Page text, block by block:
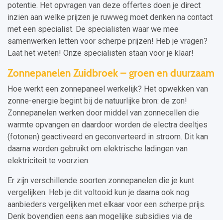
potentie. Het opvragen van deze offertes doen je direct
inzien aan welke prijzen je ruwweg moet denken na contact
met een specialist. De specialisten waar we mee
samenwerken letten voor scherpe prijzen! Heb je vragen?
Laat het weten! Onze specialisten staan voor je klaar!
Zonnepanelen Zuidbroek – groen en duurzaam
Hoe werkt een zonnepaneel werkelijk? Het opwekken van
zonne-energie begint bij de natuurlijke bron: de zon!
Zonnepanelen werken door middel van zonnecellen die
warmte opvangen en daardoor worden de electra deeltjes
(fotonen) geactiveerd en geconverteerd in stroom. Dit kan
daarna worden gebruikt om elektrische ladingen van
elektriciteit te voorzien.
Er zijn verschillende soorten zonnepanelen die je kunt
vergelijken. Heb je dit voltooid kun je daarna ook nog
aanbieders vergelijken met elkaar voor een scherpe prijs.
Denk bovendien eens aan mogelijke subsidies via de